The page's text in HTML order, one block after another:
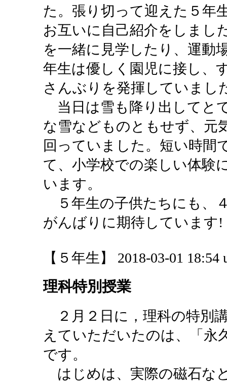
た。張り切って迎えた５年
お互いに自己紹介をしまし
を一緒に見学したり、運動
年生は優しく園児に接し、
さんぶりを発揮していまし
当日は雪も降り出してと
な雪などものともせず、元
回っていました。短い時間
て、小学校での楽しい体験
います。
５年生の子供たちにも、
がんばりに期待しています!
【５年生】 2018-03-01 18:54
理科特別授業
２月２日に，理科の特別
えていただいたのは、「永
です。
はじめは、実際の磁石な